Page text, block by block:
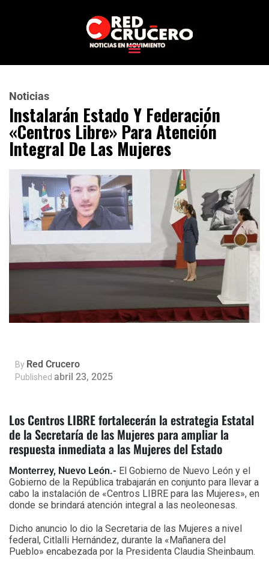
Noticias
Instalarán Estado Y Federación
«Centros Libre» Para Atención
Integral De Las Mujeres
By Red Crucero
Published abril 23, 2025
Los Centros LIBRE fortalecerán la estrategia Estatal
de la Secretaría de las Mujeres para ampliar la
respuesta inmediata a las Mujeres del Estado
Monterrey, Nuevo León.- El Gobierno de Nuevo León y el
Gobierno de la República trabajarán en conjunto para llevar a
cabo la instalación de «Centros LIBRE para las Mujeres», en
donde se brindará atención integral a las neoleonesas.
Dicho anuncio lo dio la Secretaria de las Mujeres a nivel
federal, Citlalli Hernández, durante la «Mañanera del
Pueblo» encabezada por la Presidenta Claudia Sheinbaum.